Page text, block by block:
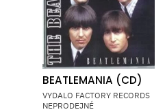
BEATLEMANIA (CD)
VYDALO FACTORY RECORDS
NEPRODEJNÉ